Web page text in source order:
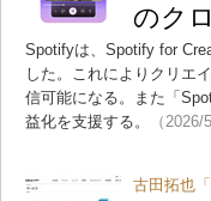
のク
Spotifyは、Spotify for
した。これによりクリエ
信可能になる。また「
益化を支援する。
（2026/
古田拓也